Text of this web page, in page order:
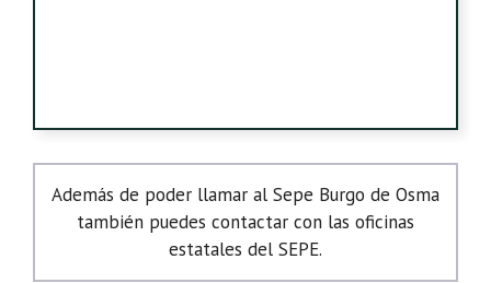
Además de poder llamar al Sepe Burgo de Osma
también puedes contactar con las oficinas
estatales del SEPE.